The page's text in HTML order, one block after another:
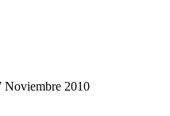
Noviembre 2010